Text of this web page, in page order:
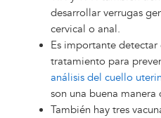
desarrollar verrugas
cervical o anal.
Es importante
tratamiento para
análisis del cuello
son una buena manera
También hay tres